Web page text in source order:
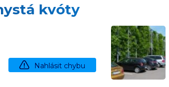
kvóty
Nahlásit chybu